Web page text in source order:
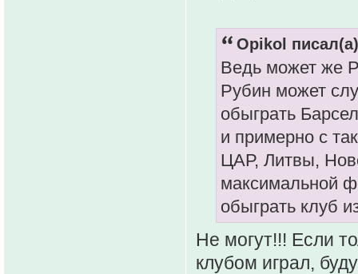
Opikol
Ведь может же
Рубин может
обыграть
и примерно с
ЦАР, Литвы,
максимальной
обыграть клуб
Не могут!!! Если
клубом играл,